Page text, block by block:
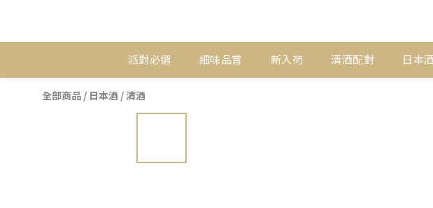
派對必選 細味品嘗 新入荷 清酒配對 日本
全部商品 / 日本酒 /清酒